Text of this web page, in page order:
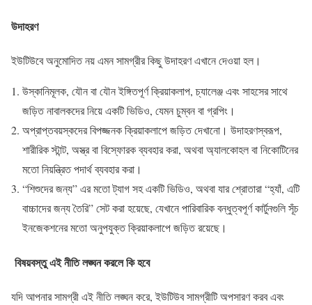
উদাহরণ
ইউটিউবে অনুমোদিত নয় এমন সামগ্রীর কিছু উদাহরণ এখানে দেওয়া হল।
উস্কানিমূলক, যৌন বা যৌন ইঙ্গিতপূর্ণ ক্রিয়াকলাপ, চ্যালেঞ্জ এবং সাহসের সাথে
জড়িত নাবালকদের নিয়ে একটি ভিডিও, যেমন চুম্বন বা গ্রপিং।
অপ্রাপ্তবয়স্কদের বিপজ্জনক ক্রিয়াকলাপে জড়িত দেখানো। উদাহরণস্বরূপ,
শারীরিক স্টান্ট, অস্ত্র বা বিস্ফোরক ব্যবহার করা, অথবা অ্যালকোহল বা নিকোটিনের
মতো নিয়ন্ত্রিত পদার্থ ব্যবহার করা।
“শিশুদের জন্য” এর মতো ট্যাগ সহ একটি ভিডিও, অথবা যার শ্রোতারা “হ্যাঁ, এটি
বাচ্চাদের জন্য তৈরি” সেট করা হয়েছে, যেখানে পারিবারিক বন্ধুত্বপূর্ণ কার্টুনগুলি সূঁচ
ইনজেকশনের মতো অনুপযুক্ত ক্রিয়াকলাপে জড়িত রয়েছে।
বিষয়বস্তু এই নীতি লঙ্ঘন করলে কি হবে
যদি আপনার সামগ্রী এই নীতি লঙ্ঘন করে, ইউটিউব সামগ্রীটি অপসারণ করব এবং